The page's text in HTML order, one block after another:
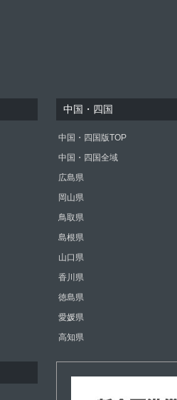
中国・四国
中国・四国版TOP
中国・四国全域
広島県
岡山県
鳥取県
島根県
山口県
香川県
徳島県
愛媛県
高知県